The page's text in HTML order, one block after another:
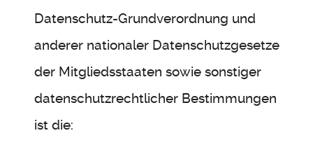
Datenschutz-Grundverordnung und
anderer nationaler Datenschutzgesetze
der Mitgliedsstaaten sowie sonstiger
datenschutzrechtlicher Bestimmungen
ist die: